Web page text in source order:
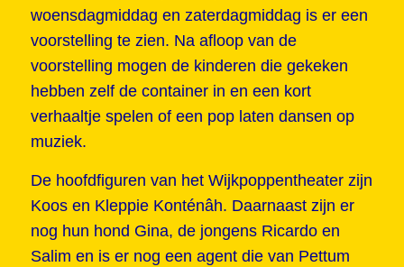
woensdagmiddag en zaterdagmiddag is er een
voorstelling te zien. Na afloop van de
voorstelling mogen de kinderen die gekeken
hebben zelf de container in en een kort
verhaaltje spelen of een pop laten dansen op
muziek.
De hoofdfiguren van het Wijkpoppentheater zijn
Koos en Kleppie Konténâh. Daarnaast zijn er
nog hun hond Gina, de jongens Ricardo en
Salim en is er nog een agent die van Pettum